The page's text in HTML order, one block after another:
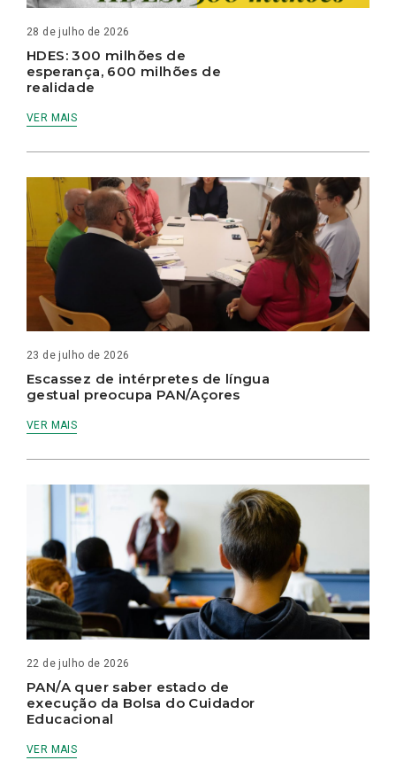
28 de julho de 2026
HDES: 300 milhões de
esperança, 600 milhões de
realidade
VER MAIS
23 de julho de 2026
Escassez de intérpretes de língua
gestual preocupa PAN/Açores
VER MAIS
22 de julho de 2026
PAN/A quer saber estado de
execução da Bolsa do Cuidador
Educacional
VER MAIS